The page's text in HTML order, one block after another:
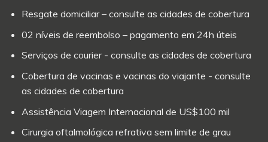
Resgate domiciliar – consulte as cidades de cobertura
02 níveis de reembolso – pagamento em 24h úteis
Serviços de courier - consulte as cidades de cobertura
Cobertura de vacinas e vacinas do viajante - consulte
as cidades de cobertura
Assistência Viagem Internacional de US$100 mil
Cirurgia oftalmológica refrativa sem limite de grau